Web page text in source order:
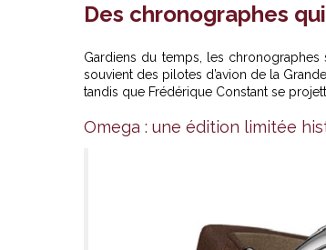
Des chronographes
Gardiens du temps, les
souvient des pilotes d’avion de la
tandis que Frédérique Constant se
Omega : une édition limitée